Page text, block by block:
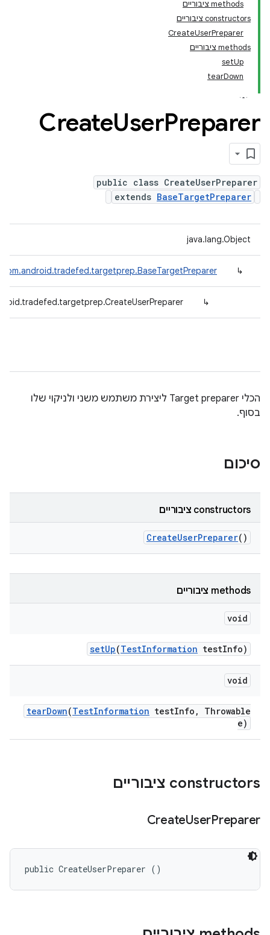
‫methods ציבוריים
‫constructors ציבוריים
CreateUserPreparer
‫methods ציבוריים
setUp
tearDown
CreateUserPreparer
public class CreateUserPreparer
extends BaseTargetPreparer
java.lang.Object
↳
com.android.tradefed.targetprep.BaseTargetPreparer
↳
הכלי Target preparer ליצירת משתמש משני ולניקוי שלו
בסוף.
סיכום
‫constructors ציבוריים
CreateUserPreparer()
‫methods ציבוריים
void
setUp(TestInformation testInfo)
void
tearDown(TestInformation testInfo ,
Throwable
e)
‫constructors ציבוריים
CreateUserPreparer
public CreateUserPreparer ()